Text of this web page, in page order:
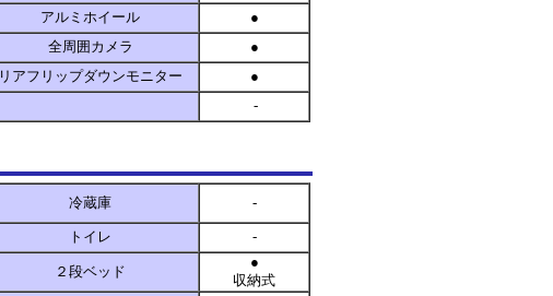
アルミホイール
●
全周囲カメラ
●
リアフリップダウンモニター
●
-
冷蔵庫 -
トイレ -
２段ベッド
●
収納式